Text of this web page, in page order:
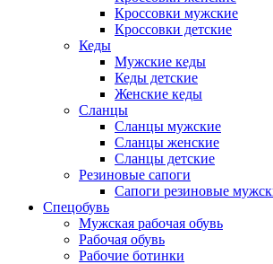
Кроссовки мужские
Кроссовки детские
Кеды
Мужские кеды
Кеды детские
Женские кеды
Сланцы
Сланцы мужские
Сланцы женские
Сланцы детские
Резиновые сапоги
Сапоги резиновые
Спецобувь
Мужская рабочая обувь
Рабочая обувь
Рабочие ботинки